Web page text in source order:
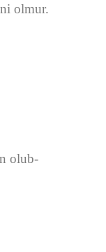
olmur.
olub-